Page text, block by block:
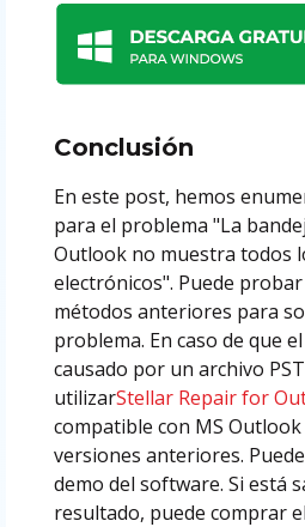
Conclusión
En este post, hemos
para el problema "La
Outlook no muestra todos
electrónicos". Puede
métodos anteriores para
problema. En caso de que
causado por un archivo
utilizarStellar Repair for
compatible con MS Outlook
versiones anteriores.
demo del software. Si está
resultado, puede comprar